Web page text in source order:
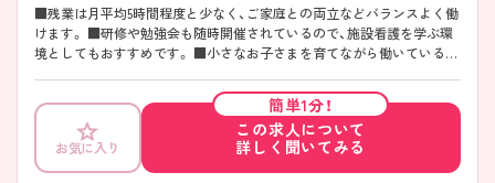
■残業は月平均5時間程度と少なく、ご家庭との両立などバランスよく働
けます。 ■研修や勉強会も随時開催されているので、施設看護を学ぶ環
境としてもおすすめです。 ■小さなお子さまを育てながら働いている方
お気に入り
簡単1分！
この求人について
詳しく聞いてみる